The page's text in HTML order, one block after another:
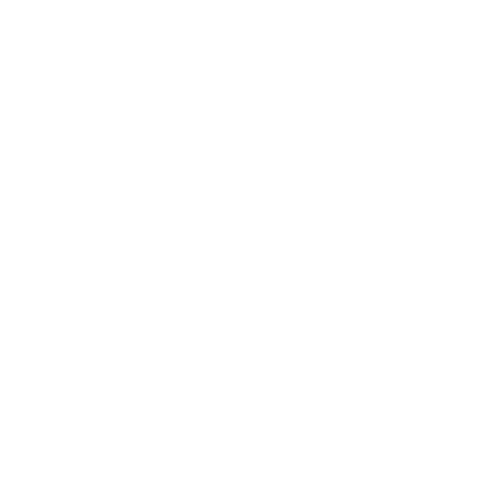
در
گفت